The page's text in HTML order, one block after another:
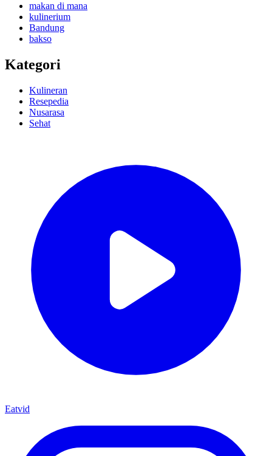
makan di mana
kulinerium
Bandung
bakso
Kategori
Kulineran
Resepedia
Nusarasa
Sehat
Eatvid